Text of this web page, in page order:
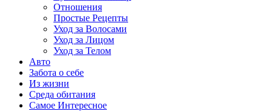
Отношения
Простые Рецепты
Уход за Волосами
Уход за Лицом
Уход за Телом
Авто
Забота о себе
Из жизни
Среда обитания
Самое Интересное